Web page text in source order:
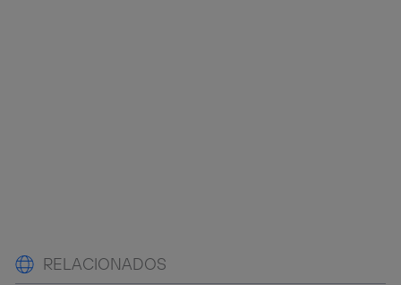
RELACIONADOS